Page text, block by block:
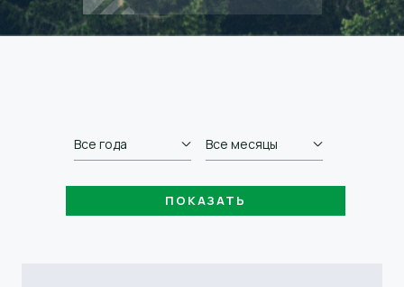
Все года Все месяцы